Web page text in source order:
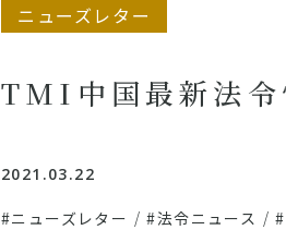
ニューズレター
TMI中国最新法
2021.03.22
#ニューズレター /#法令ニュース /